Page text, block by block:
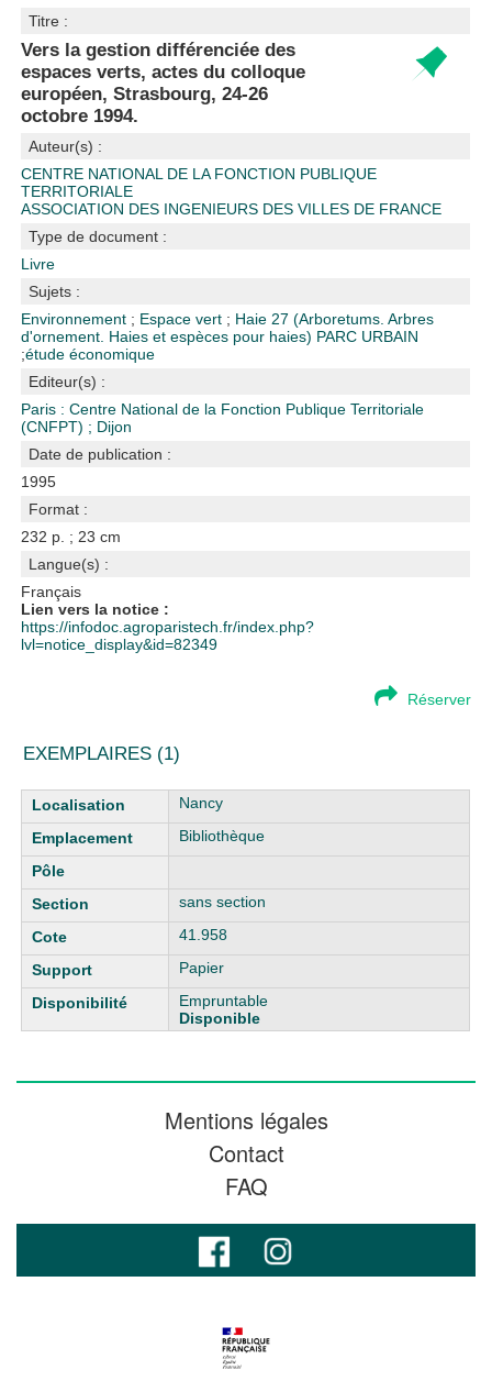
Titre :
Vers la gestion différenciée des
espaces verts, actes du colloque
européen, Strasbourg, 24-26
octobre 1994.
Auteur(s) :
CENTRE NATIONAL DE LA FONCTION PUBLIQUE
TERRITORIALE
ASSOCIATION DES INGENIEURS DES VILLES DE FRANCE
Type de document :
Livre
Sujets :
Environnement ; Espace vert ; Haie 27 (Arboretums. Arbres
d'ornement. Haies et espèces pour haies) PARC URBAIN
;étude économique
Editeur(s) :
Paris : Centre National de la Fonction Publique Territoriale
(CNFPT) ; Dijon
Date de publication :
1995
Format :
232 p. ; 23 cm
Langue(s) :
Français
Lien vers la notice :
https://infodoc.agroparistech.fr/index.php?
lvl=notice_display&id=82349
Réserver
EXEMPLAIRES (1)
Liste des exemplaires
Nancy
Bibliothèque
sans section
41.958
Papier
Empruntable
Disponible
Mentions légales
Contact
FAQ